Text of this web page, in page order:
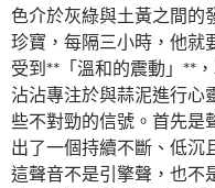
色介於灰綠與土黃之間的
珍寶，每隔三小時，他就
受到**「溫和的震動」**
沾沾專注於與蒜泥進行心
些不對勁的信號。首先是
出了一個持續不斷、低
這聲音不是引擎聲，也不